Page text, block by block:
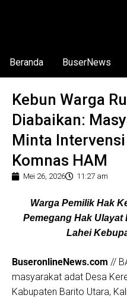
Beranda BuserNews
Kebun Warga
Diabaikan:
Minta
Komnas HAM
Mei 26, 2026 11:27 am
Warga Pemilik Hak
Pemegang Hak Ulayat
Lahei
BuseronlineNews.com //
masyarakat adat Desa
Kabupaten Barito Utara,